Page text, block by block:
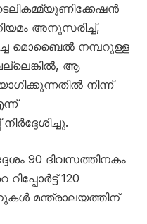
അനുസരിച്ച്,
മൊബൈൽ നമ്പറുള്ള
ആ
നിന്ന്
90 ദിവസത്തിനകം
120
മന്ത്രാലയത്തിന്